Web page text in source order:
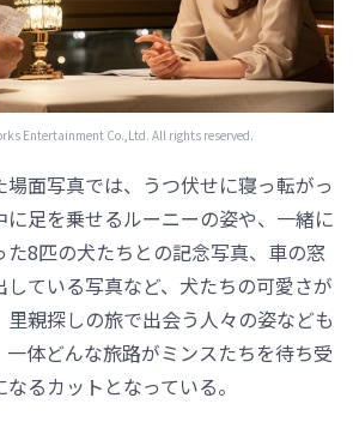
Entertainment Co.,Ltd. All rights reserved.
面写真では、うつ伏せに寝っ転がっ
足を乗せるルーニーの姿や、一緒に
8匹の犬たちとの記念写真、車の窓
ている写真など、犬たちの可愛さが
親探しの旅で出会う人々の姿なども
体どんな旅路がミンスたちを待ち受
るカットとなっている。